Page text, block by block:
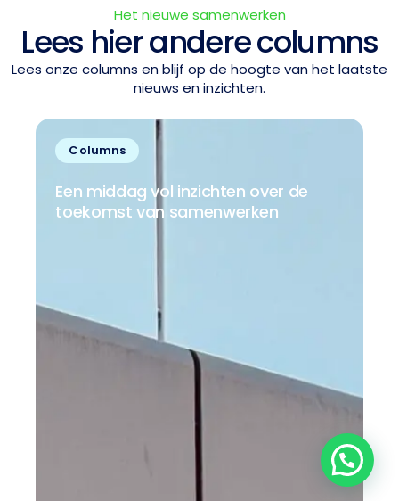
Het nieuwe samenwerken
Lees hier andere columns
Lees onze columns en blijf op de hoogte van het laatste
nieuws en inzichten.
Columns
Een middag vol inzichten over de
toekomst van samenwerken